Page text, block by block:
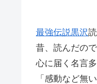
最強伝説黒沢
昔、読んだの
心に届く名言
「感動など無